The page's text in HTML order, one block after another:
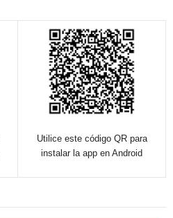
Utilice este código QR para
instalar la app en Android